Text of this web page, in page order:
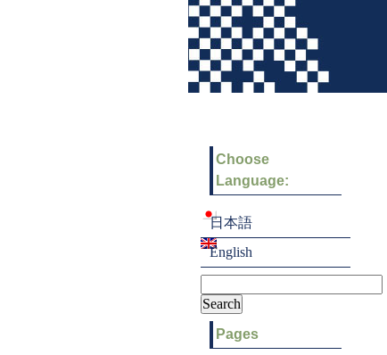
Choose
Language:
日本語
English
Pages